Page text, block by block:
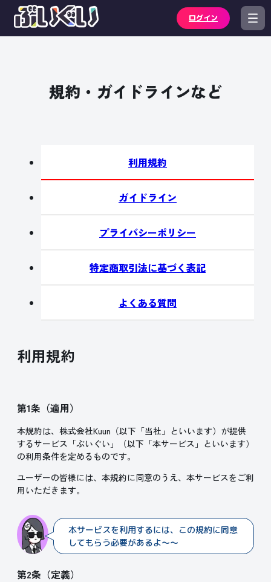
ログイン
規約・ガイドラインなど
利用規約
ガイドライン
プライバシーポリシー
特定商取引法に基づく表記
よくある質問
利用規約
第1条（適用）
本規約は、株式会社Kuun（以下「当社」といいます）が提供
するサービス「ぶいぐい」（以下「本サービス」といいます）
の利用条件を定めるものです。
ユーザーの皆様には、本規約に同意のうえ、本サービスをご利
用いただきます。
本サービスを利用するには、この規約に同意
してもらう必要があるよ～～
第2条（定義）